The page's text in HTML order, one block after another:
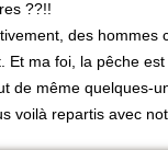
??!!
des
Et ma foi, la pêche
de même quelques-
voilà repartis avec